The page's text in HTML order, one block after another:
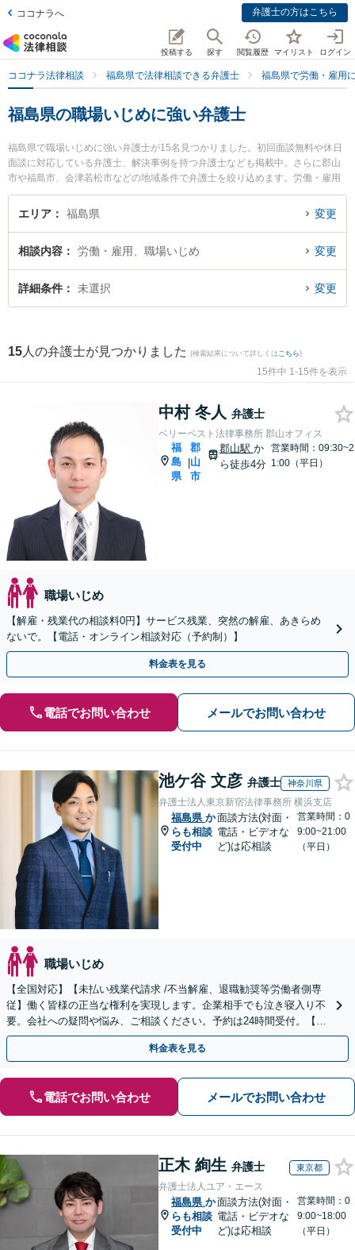
ココナラへ 弁護士の方はこちら
投稿する 探す 閲覧履歴 マイリスト ログイン
ココナラ法律相談 福島県で法律相談できる弁護士 福島県で労働・雇用
福島県の職場いじめに強い弁護士
福島県で職場いじめに強い弁護士が15名見つかりました。初回面談無料や休日
面談に対応している弁護士、解決事例を持つ弁護士なども掲載中。さらに郡山
市や福島市、会津若松市などの地域条件で弁護士を絞り込めます。労働・雇用
に関係する不当解雇や退職勧奨、内定取消等の細かな分野での絞り込み検索も
でき便利です。特にベリーベスト法律事務所 郡山オフィスの中村 冬人弁護士や
ています。『福島県で土日や夜間に発生した職場いじめのトラブルを今すぐに
弁護士に相談したい』『職場いじめのトラブル解決の実績豊富な近くの弁護士
を検索したい』『初回相談無料で職場いじめを法律相談できる福島県内の弁護
エリア 福島県 変更
相談内容 労働・雇用、職場いじめ 変更
詳細条件 未選択 変更
15 人の弁護士が見つかりました (検索結果について詳しくは こちら)
15件中 1-15件を表示
中村 冬人 弁護士
ベリーベスト法律事務所 郡山オフィス
福
島
県
|
郡
山
市
郡山駅 か
ら徒歩4分
営業時間：09:30~2
1:00（平日）
職場いじめ
【解雇・残業代の相談料0円】サービス残業、突然の解雇、あきらめ
ないで。【電話・オンライン相談対応（予約制）】
料金表を見る
電話でお問い合わせ メールでお問い合わせ
池ケ谷 文彦 弁護士 神奈川県
弁護士法人東京新宿法律事務所 横浜支店
福島県 か
らも相談
受付中
面談方法(対面・
電話・ビデオな
ど)は応相談
営業時間：0
9:00~21:00
（平日）
職場いじめ
【全国対応】【未払い残業代請求 /不当解雇、退職勧奨等労働者側専
従】働く皆様の正当な権利を実現します。企業相手でも泣き寝入り不
要。会社への疑問や悩み、ご相談ください。予約は24時間受付。【初
回面談無料】【夜間・休日対応可】
料金表を見る
電話でお問い合わせ メールでお問い合わせ
正木 絢生 弁護士 東京都
弁護士法人ユア・エース
福島県 か
らも相談
受付中
面談方法(対面・
電話・ビデオな
ど)は応相談
営業時間：0
9:00~18:00
（平日）